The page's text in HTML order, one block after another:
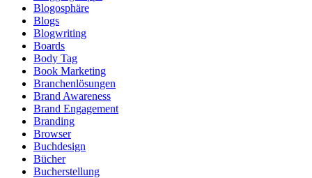
Blogosphäre
Blogs
Blogwriting
Boards
Body Tag
Book Marketing
Branchenlösungen
Brand Awareness
Brand Engagement
Branding
Browser
Buchdesign
Bücher
Bucherstellung